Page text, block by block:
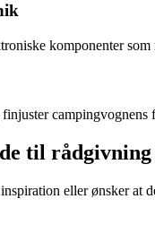
komponenter
til
eller ønsker at